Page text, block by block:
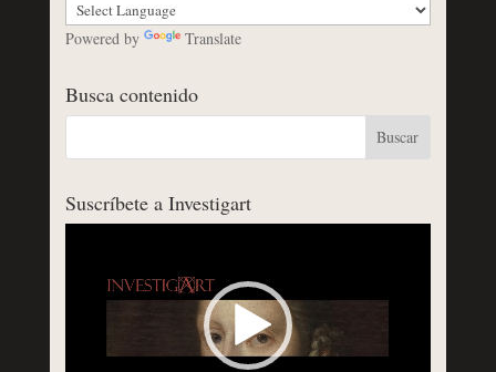
Powered by Translate
Busca contenido
Suscríbete a Investigart